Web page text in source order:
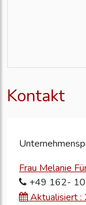
Kontakt
Frau Melanie
+49 162-
Aktualisiert